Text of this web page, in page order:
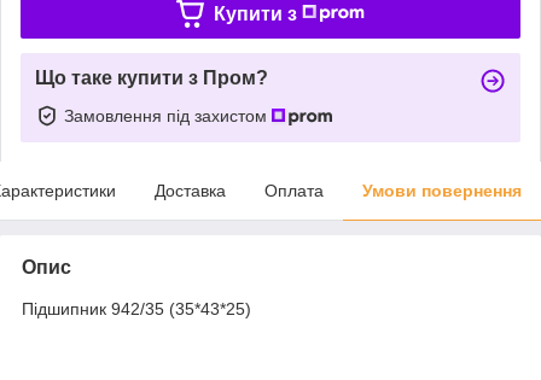
Купити з
Що таке купити з Пром?
Замовлення під захистом
Доставка Оплата Умови повернення
Опис
Підшипник 942/35 (35*43*25)